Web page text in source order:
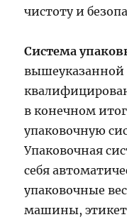
чистоту и
Система
вышеуказанной
в конечном
упаковочную
Упаковочная
себя
упаковочные
машины,